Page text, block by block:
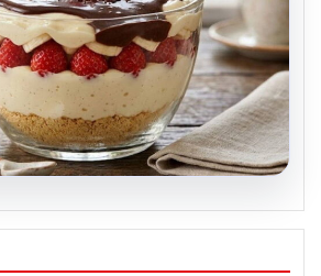
ferahlatan dokunuş:
çilekli magnolia tarifi